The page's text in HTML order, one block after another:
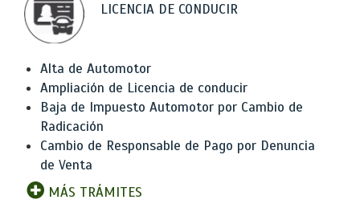
LICENCIA DE CONDUCIR
Alta de Automotor
Ampliación de Licencia de conducir
Baja de Impuesto Automotor por Cambio de
Radicación
Cambio de Responsable de Pago por Denuncia
de Venta
MÁS TRÁMITES